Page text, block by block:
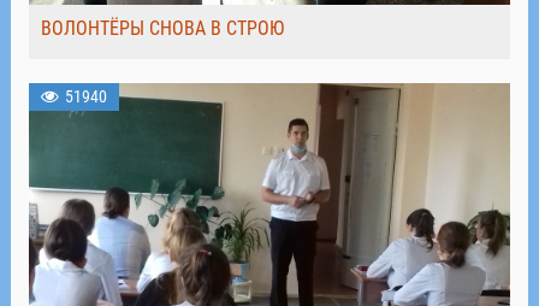
ВОЛОНТЁРЫ СНОВА В СТРОЮ
51940